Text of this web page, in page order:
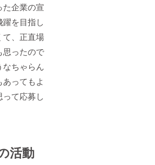
企業の宣
を目指し
て、正直場
思ったので
ちゃらん
ってもよ
て応募し
活動